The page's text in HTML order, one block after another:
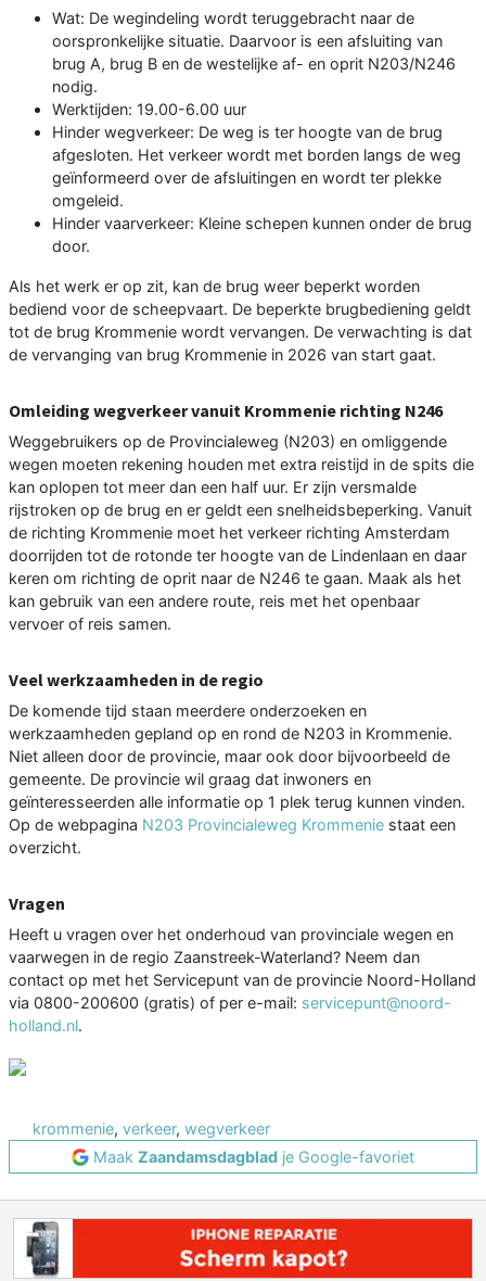
Wat: De wegindeling wordt teruggebracht naar de
oorspronkelijke situatie. Daarvoor is een afsluiting van
brug A, brug B en de westelijke af- en oprit N203/N246
nodig.
Werktijden: 19.00-6.00 uur
Hinder wegverkeer: De weg is ter hoogte van de brug
afgesloten. Het verkeer wordt met borden langs de weg
geïnformeerd over de afsluitingen en wordt ter plekke
omgeleid.
Hinder vaarverkeer: Kleine schepen kunnen onder de brug
door.
Als het werk er op zit, kan de brug weer beperkt worden
bediend voor de scheepvaart. De beperkte brugbediening geldt
tot de brug Krommenie wordt vervangen. De verwachting is dat
de vervanging van brug Krommenie in 2026 van start gaat.
Omleiding wegverkeer vanuit Krommenie richting N246
Weggebruikers op de Provincialeweg (N203) en omliggende
wegen moeten rekening houden met extra reistijd in de spits die
kan oplopen tot meer dan een half uur. Er zijn versmalde
rijstroken op de brug en er geldt een snelheidsbeperking. Vanuit
de richting Krommenie moet het verkeer richting Amsterdam
doorrijden tot de rotonde ter hoogte van de Lindenlaan en daar
keren om richting de oprit naar de N246 te gaan. Maak als het
kan gebruik van een andere route, reis met het openbaar
vervoer of reis samen.
Veel werkzaamheden in de regio
De komende tijd staan meerdere onderzoeken en
werkzaamheden gepland op en rond de N203 in Krommenie.
Niet alleen door de provincie, maar ook door bijvoorbeeld de
gemeente. De provincie wil graag dat inwoners en
geïnteresseerden alle informatie op 1 plek terug kunnen vinden.
Op de webpagina N203 Provincialeweg Krommenie staat een
overzicht.
Vragen
Heeft u vragen over het onderhoud van provinciale wegen en
vaarwegen in de regio Zaanstreek-Waterland? Neem dan
contact op met het Servicepunt van de provincie Noord-Holland
via 0800-200600 (gratis) of per e-mail: servicepunt@noord-
holland.nl.
krommenie, verkeer, wegverkeer
Maak Zaandamsdagblad je Google-favoriet